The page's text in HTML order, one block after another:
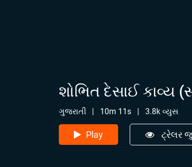
શોભિત દેસાઈ કાવ્ય
ગુજરાતી | 10m 11s | 3.8k વ્યુસ
Play ટ્રેલર